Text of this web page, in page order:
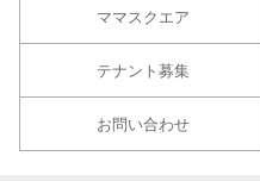
ママスクエア
テナント募集
お問い合わせ